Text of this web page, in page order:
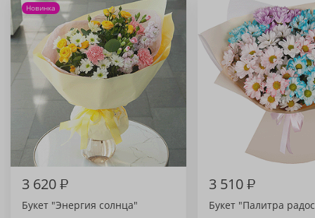
Новинка
3 620₽
Букет "Энергия солнца"
3 510₽
Букет "Палитра